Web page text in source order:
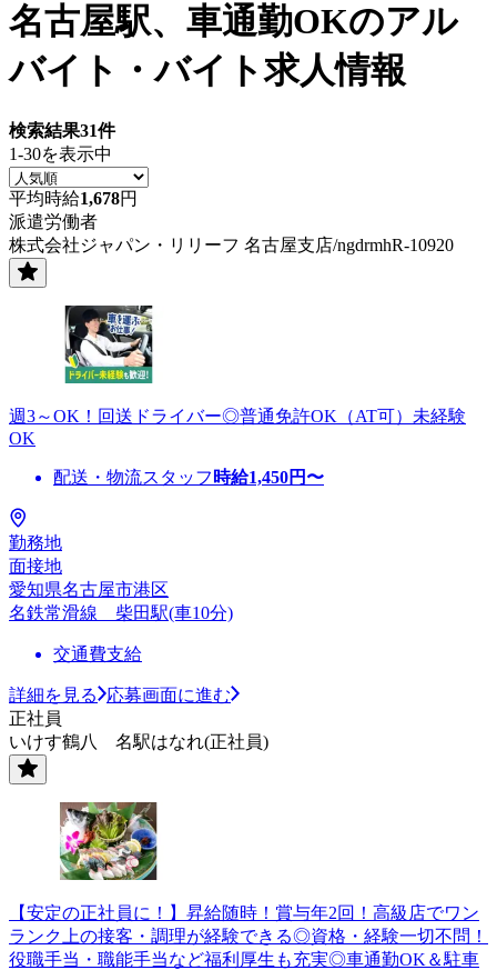
名古屋駅、車通勤OKのアル
バイト・バイト求人情報
検索結果31件
1-30を表示中
平均時給1,678円
派遣労働者
株式会社ジャパン・リリーフ 名古屋支店/ngdrmhR-10920
週3～OK！回送ドライバー◎普通免許OK（AT可）未経験
OK
配送・物流スタッフ 時給1,450円〜
勤務地
面接地
愛知県名古屋市港区
名鉄常滑線 柴田駅(車10分)
交通費支給
詳細を見る
応募画面に進む
正社員
いけす鶴八 名駅はなれ(正社員)
【安定の正社員に！】昇給随時！賞与年2回！高級店でワン
ランク上の接客・調理が経験できる◎資格・経験一切不問！
役職手当・職能手当など福利厚生も充実◎車通勤OK＆駐車